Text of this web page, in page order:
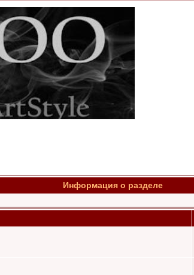
Информация о разделе